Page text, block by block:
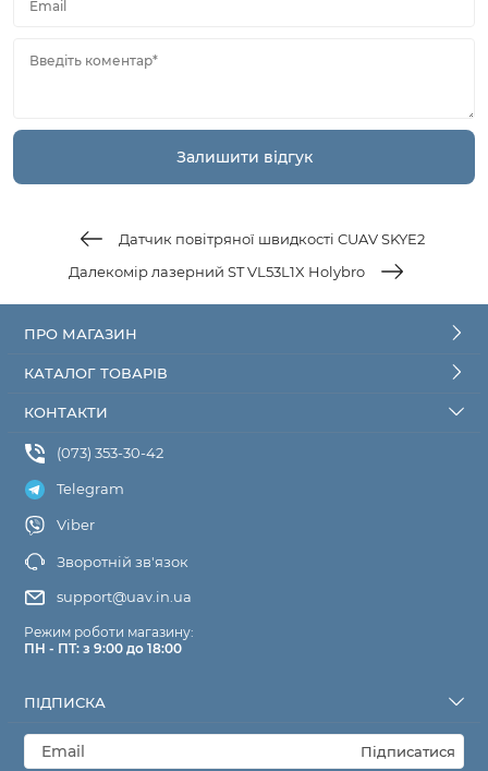
Email
Введіть коментар*
Датчик повітряної швидкості CUAV SKYE2
Далекомір лазерний ST VL53L1X Holybro
ПРО МАГАЗИН
КАТАЛОГ ТОВАРІВ
КОНТАКТИ
(073) 353-30-42
Telegram
Viber
Зворотній зв'язок
support@uav.in.ua
Режим роботи магазину:
ПН - ПТ: з 9:00 до 18:00
ПІДПИСКА
Підписатися